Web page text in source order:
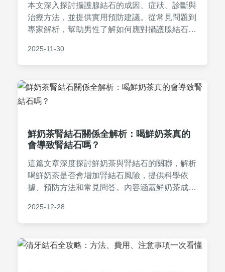
本文深入探討攝護腺結石的成因、症狀、診斷與
治療方法，並提供實用預防建議。從常見問題到
專家解析，幫助男性了解如何應對攝護腺結石，
項，適合所有關心泌尿健康的讀者。
2025-11-30
鮮奶茶腎結石關係全解析：喝鮮奶茶真的
會導致腎結石嗎？
這篇文章深度探討鮮奶茶與腎結石的關聯，解析
喝鮮奶茶是否會增加腎結石風險，提供科學依
據、預防方法和常見問答。內容涵蓋鮮奶茶成
健康享受飲品。
2025-12-28